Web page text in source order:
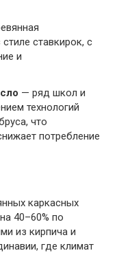
ставкирок, с
и
— ряд школ и
технологий
что
потребление
каркасных
40–60% по
из кирпича и
где климат